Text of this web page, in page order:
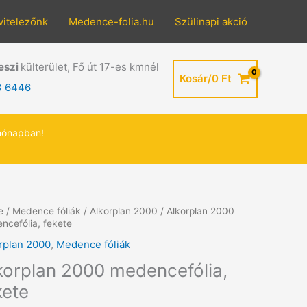
Medence-folia.hu Szülinapi akció
külterület, Fő út 17-es kmnél
6446
Kosár/0 Ft
/ Medence fóliák / Alkorplan 2000 / Alkorplan 2000
fekete
2000, Medence fóliák
2000 medencefólia,